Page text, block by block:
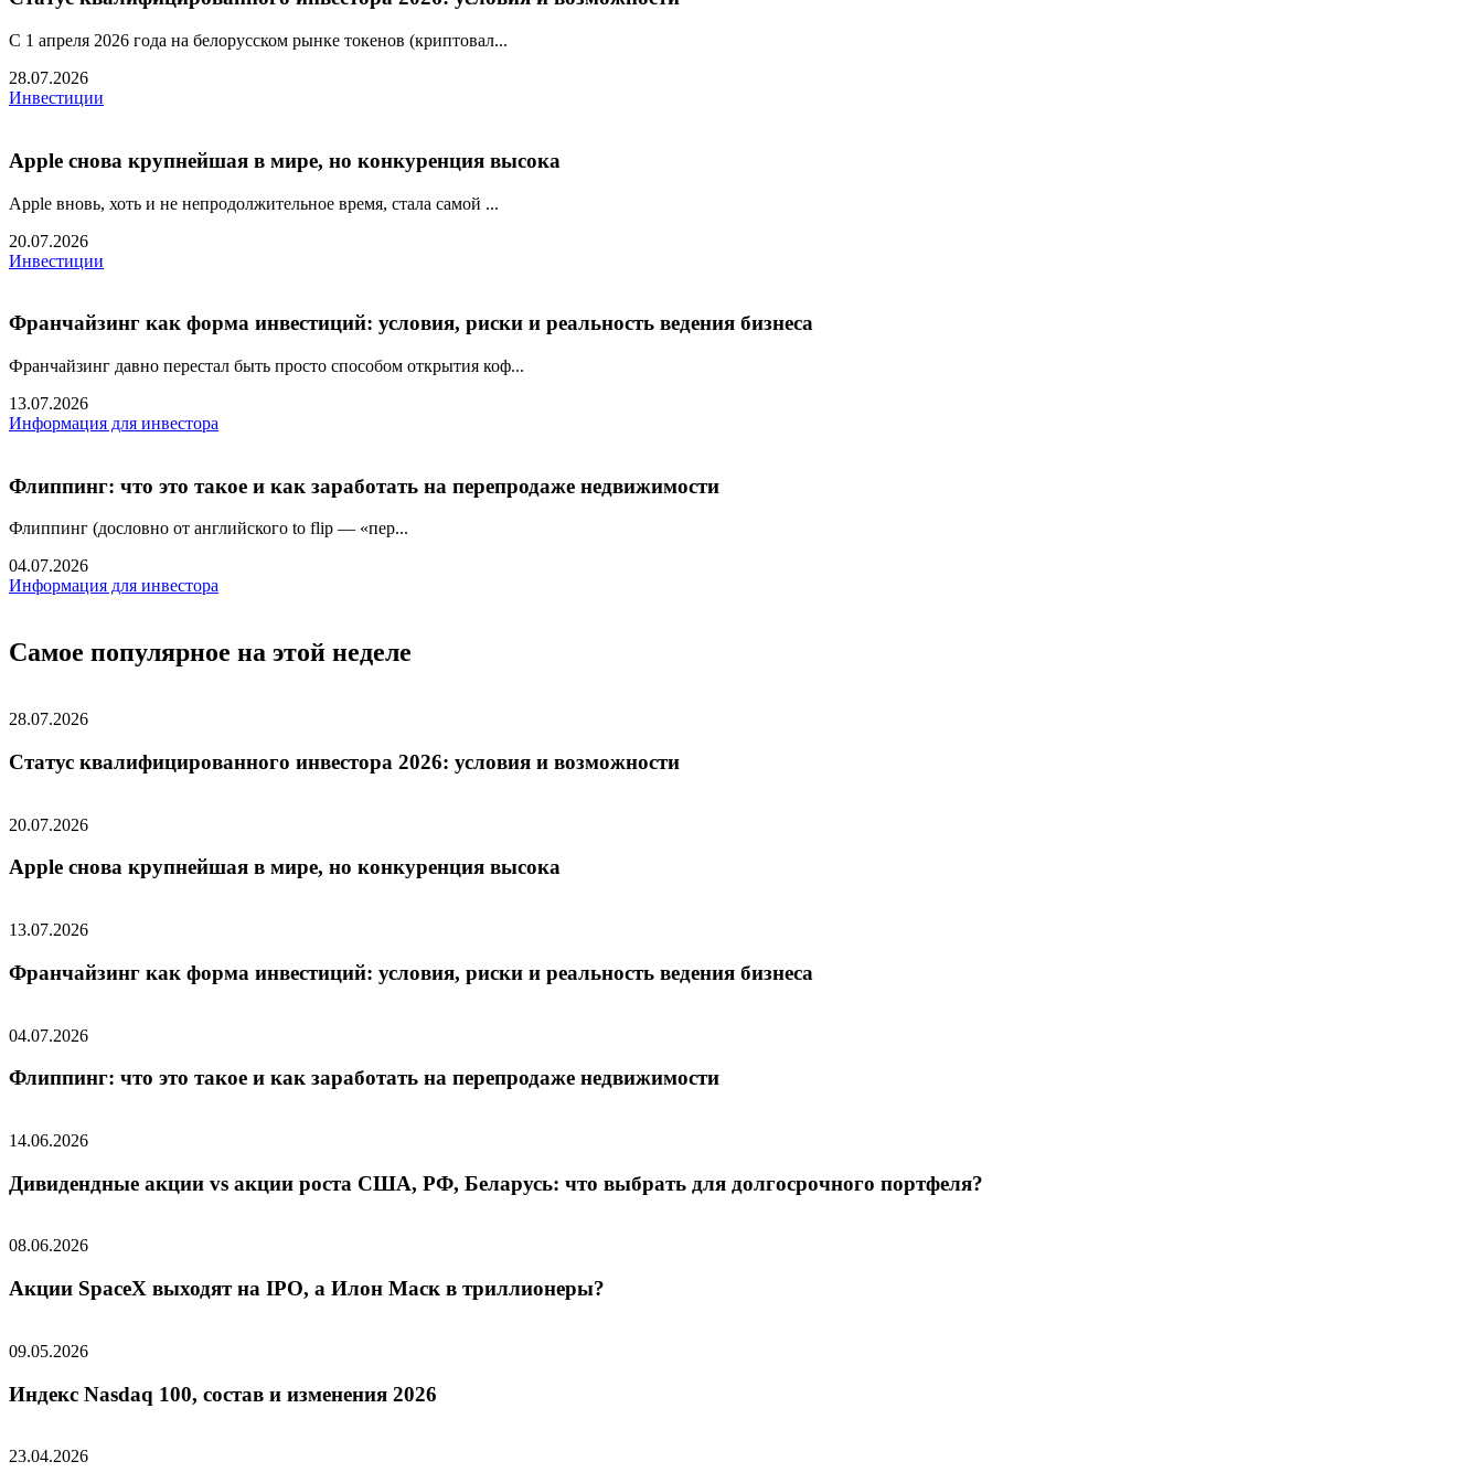
С 1 апреля 2026 года на белорусском рынке токенов (криптовал...
28.07.2026
Инвестиции
Apple снова крупнейшая в мире, но конкуренция высока
Apple вновь, хоть и не непродолжительное время, стала самой ...
20.07.2026
Инвестиции
Франчайзинг как форма инвестиций: условия, риски и реальность ведения бизнеса
Франчайзинг давно перестал быть просто способом открытия коф...
13.07.2026
Информация для инвестора
Флиппинг: что это такое и как заработать на перепродаже недвижимости
Флиппинг (дословно от английского to flip — «пер...
04.07.2026
Информация для инвестора
Самое популярное на этой неделе
28.07.2026
Статус квалифицированного инвестора 2026: условия и возможности
20.07.2026
Apple снова крупнейшая в мире, но конкуренция высока
13.07.2026
Франчайзинг как форма инвестиций: условия, риски и реальность ведения бизнеса
04.07.2026
Флиппинг: что это такое и как заработать на перепродаже недвижимости
14.06.2026
Дивидендные акции vs акции роста США, РФ, Беларусь: что выбрать для долгосрочного портфеля?
08.06.2026
Акции SpaceX выходят на IPO, а Илон Маск в триллионеры?
09.05.2026
Индекс Nasdaq 100, состав и изменения 2026
23.04.2026